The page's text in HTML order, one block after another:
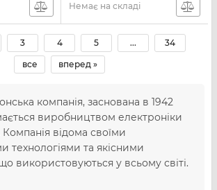
Немає на складі
3 4 5 ... 34
все вперед »
компанія, заснована в 1942
виробництвом електроніки
відома своїми
технологіями та якісними
використовуються у всьому світі.